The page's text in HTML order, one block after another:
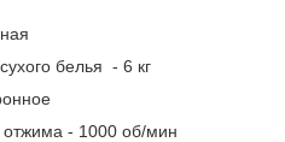
белья - 6 кг
отжима - 1000 об/мин